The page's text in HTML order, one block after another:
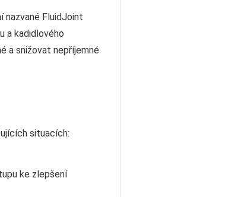
nazvané FluidJoint
a kadidlového
a snižovat nepříjemné
situacích:
ke zlepšení